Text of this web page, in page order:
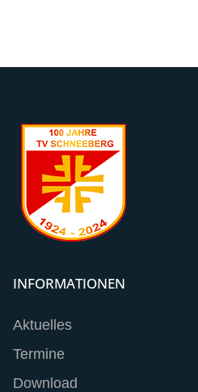
INFORMATIONEN
Aktuelles
Termine
Download